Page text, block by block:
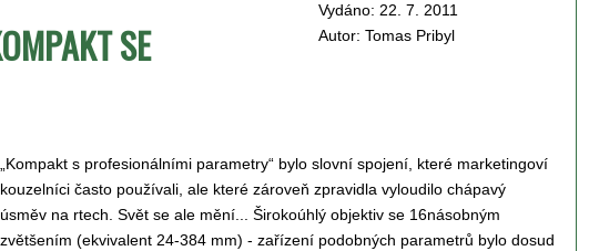
SE
Vydáno: 22. 7. 2011
Autor: Tomas Pribyl
„Kompakt s profesionálními parametry“ bylo slovní spojení, které marketingoví
kouzelníci často používali, ale které zároveň zpravidla vyloudilo chápavý
úsměv na rtech. Svět se ale mění... Širokoúhlý objektiv se 16násobným
zvětšením (ekvivalent 24-384 mm) - zařízení podobných parametrů bylo dosud